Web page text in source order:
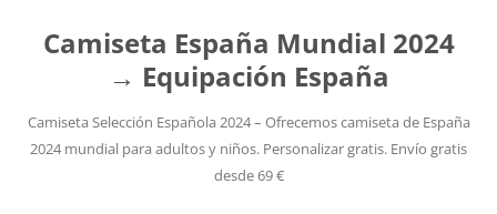
Camiseta España Mundial 2024
→ Equipación España
Camiseta Selección Española 2024 – Ofrecemos camiseta de España
2024 mundial para adultos y niños. Personalizar gratis. Envío gratis
desde 69 €